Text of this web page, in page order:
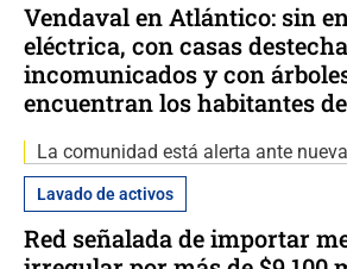
Vendaval en Atlántico: sin
eléctrica, con casas
incomunicados y con
encuentran los habitantes
La comunidad está alerta ante
Lavado de activos
Red señalada de importar